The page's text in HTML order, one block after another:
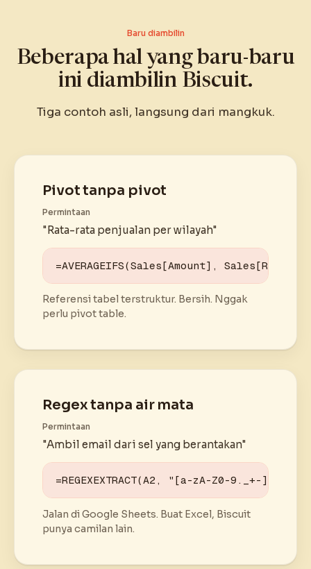
Baru diambilin
Beberapa hal yang baru-baru
ini diambilin Biscuit.
Tiga contoh asli, langsung dari mangkuk.
Pivot tanpa pivot
Permintaan
"Rata-rata penjualan per wilayah"
=AVERAGEIFS(Sales[Amount],
Referensi tabel terstruktur. Bersih. Nggak
perlu pivot table.
Regex tanpa air mata
Permintaan
"Ambil email dari sel yang berantakan"
=REGEXEXTRACT(A2, "[a-zA-Z0-9._+-
Jalan di Google Sheets. Buat Excel, Biscuit
punya camilan lain.